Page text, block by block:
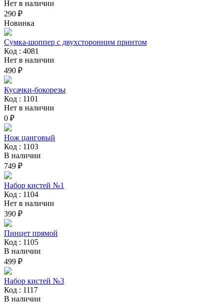
Нет в наличии
290 ₽
Новинка
Сумка-шоппер с двухсторонним принтом
Код : 4081
Нет в наличии
490 ₽
Кусачки-бокорезы
Код : 1101
Нет в наличии
0 ₽
Нож цанговый
Код : 1103
В наличии
749 ₽
Набор кистей №1
Код : 1104
Нет в наличии
390 ₽
Пинцет прямой
Код : 1105
В наличии
499 ₽
Набор кистей №3
Код : 1117
В наличии